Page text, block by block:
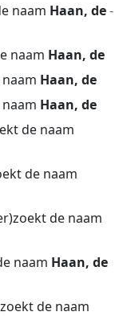
naam Haan, de-
naam Haan, de
Haan, de
Haan, de
de naam
de naam
de naam
naam Haan, de
de naam